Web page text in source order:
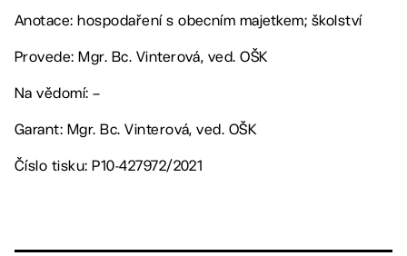
Anotace: hospodaření s obecním majetkem; školství
Provede: Mgr. Bc. Vinterová, ved. OŠK
Na vědomí: –
Garant: Mgr. Bc. Vinterová, ved. OŠK
Číslo tisku: P10-427972/2021